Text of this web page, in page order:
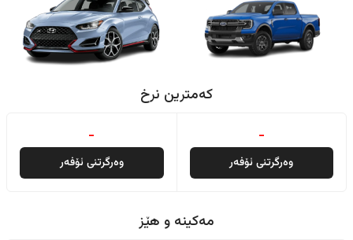
کەمترین نرخ
-
وەرگرتنی ئۆفەر
-
وەرگرتنی ئۆفەر
مەکینە و هێز